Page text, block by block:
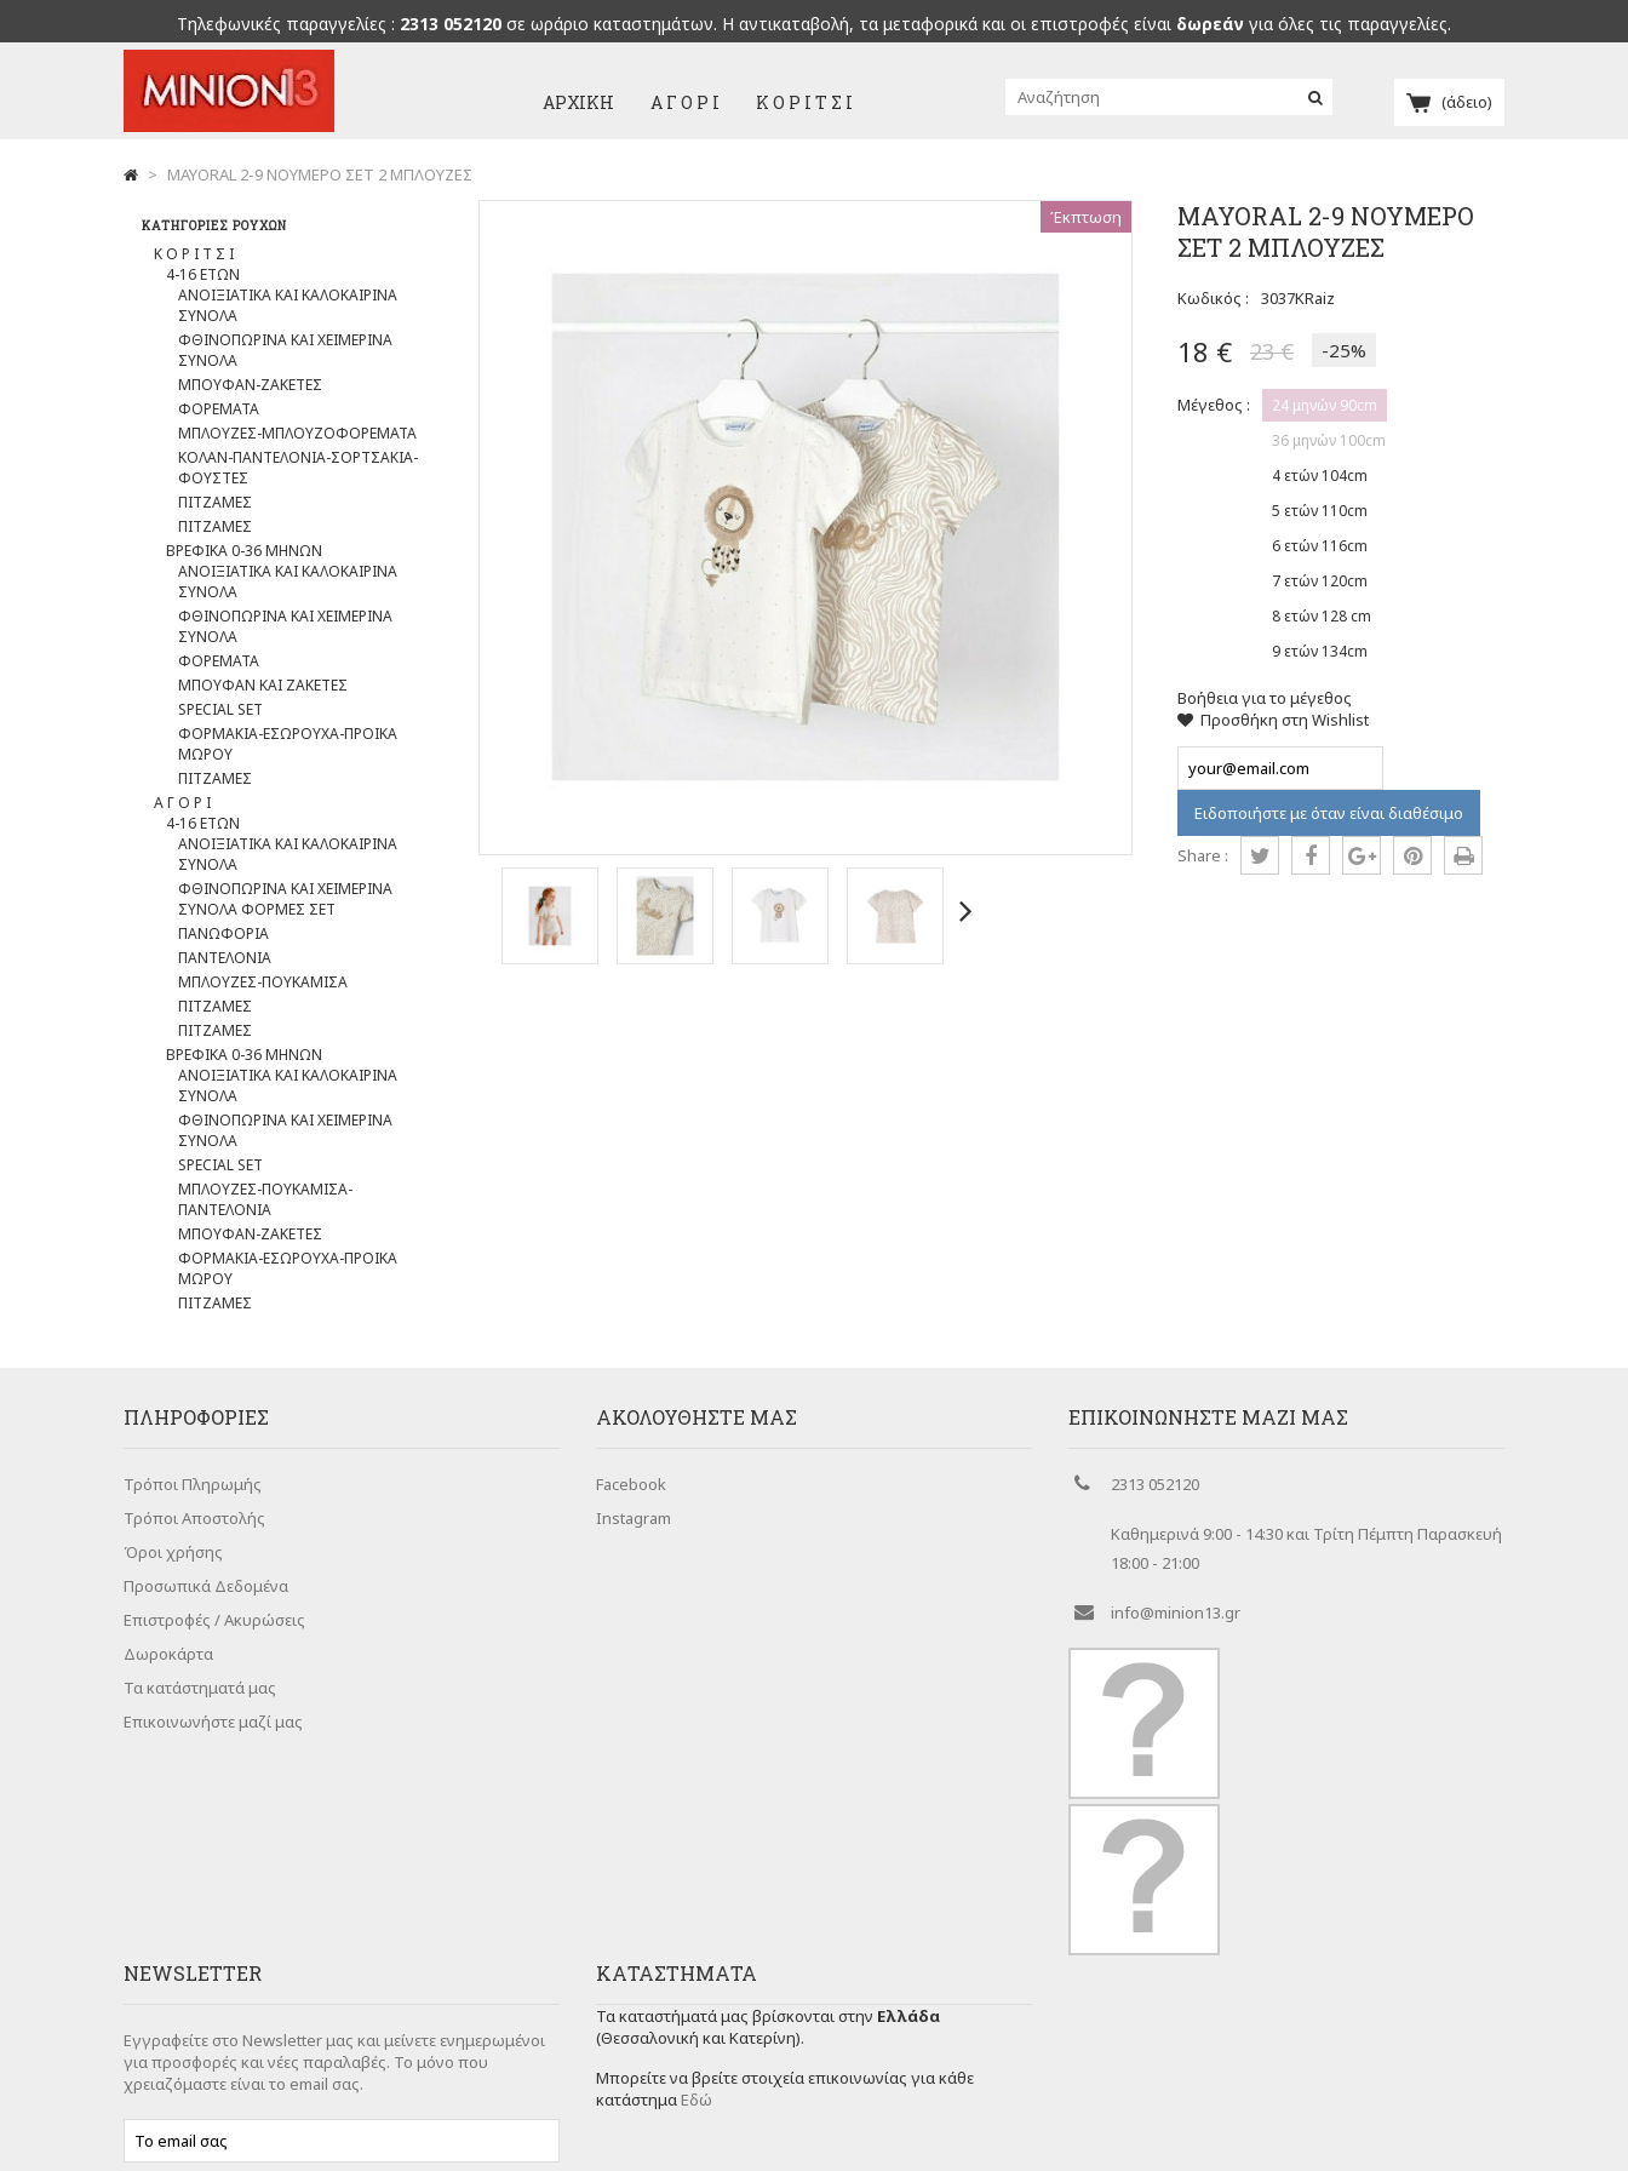
Τηλεφωνικές παραγγελίες : 2313 052120 σε ωράριο καταστημάτων. H αντικαταβολή, τα μεταφορικά και οι επιστροφές είναι δωρεάν για όλες τις παραγγελίες.
(άδειο)
ΑΡΧΙΚΉ Α Γ Ο Ρ Ι Κ Ο Ρ Ι Τ Σ Ι
> ΜΑΥΟRAL 2-9 ΝΟΥΜΕΡΟ ΣΕΤ 2 ΜΠΛΟΥΖΕΣ
ΚΑΤΗΓΟΡΊΕΣ ΡΟΎΧΩΝ
Κ Ο Ρ Ι Τ Σ Ι
4-16 ΕΤΩΝ
ΑΝΟΙΞΙΑΤΙΚΑ ΚΑΙ ΚΑΛΟΚΑΙΡΙΝΑ
ΣΥΝΟΛΑ
ΦΘΙΝΟΠΩΡΙΝΑ ΚΑΙ ΧΕΙΜΕΡΙΝΑ
ΣΥΝΟΛΑ
ΜΠΟΥΦΑΝ-ΖΑΚΕΤΕΣ
ΦΟΡΕΜΑΤΑ
ΜΠΛΟΥΖΕΣ-ΜΠΛΟΥΖΟΦΟΡΕΜΑΤΑ
ΚΟΛΑΝ-ΠΑΝΤΕΛΟΝΙΑ-ΣΟΡΤΣΑΚΙΑ-
ΦΟΥΣΤΕΣ
ΠΙΤΖΑΜΕΣ
ΠΙΤΖΑΜΕΣ
ΒΡΕΦΙΚΑ 0-36 ΜΗΝΩΝ
ΑΝΟΙΞΙΑΤΙΚΑ ΚΑΙ ΚΑΛΟΚΑΙΡΙΝΑ
ΣΥΝΟΛΑ
ΦΘΙΝΟΠΩΡΙΝΑ ΚΑΙ ΧΕΙΜΕΡΙΝΑ
ΣΥΝΟΛΑ
ΦΟΡΕΜΑΤΑ
ΜΠΟΥΦΑΝ ΚΑΙ ΖΑΚΕΤΕΣ
SPECIAL SET
ΦOΡΜΑΚΙΑ-ΕΣΩΡΟΥΧΑ-ΠΡΟΙΚΑ
ΜΩΡΟΥ
ΠΙΤΖΑΜΕΣ
Α Γ Ο Ρ Ι
4-16 ΕΤΩΝ
ΑΝΟΙΞΙΑΤΙΚΑ ΚΑΙ ΚΑΛΟΚΑΙΡΙΝΑ
ΣΥΝΟΛΑ
ΦΘΙΝΟΠΩΡΙΝΑ ΚΑΙ ΧΕΙΜΕΡΙΝΑ
ΣΥΝΟΛΑ ΦΟΡΜΕΣ ΣΕΤ
ΠΑΝΩΦΟΡΙΑ
ΠΑΝΤΕΛΟΝΙΑ
ΜΠΛΟΥΖΕΣ-ΠΟΥΚΑΜΙΣΑ
ΠΙΤΖΑΜΕΣ
ΠΙΤΖΑΜΕΣ
ΒΡΕΦΙΚΑ 0-36 ΜΗΝΩΝ
ΑΝΟΙΞΙΑΤΙΚΑ ΚΑΙ ΚΑΛΟΚΑΙΡΙΝΑ
ΣΥΝΟΛΑ
ΦΘΙΝΟΠΩΡΙΝΑ ΚΑΙ ΧΕΙΜΕΡΙΝΑ
ΣΥΝΟΛΑ
SPECIAL SET
ΜΠΛΟΥΖΕΣ-ΠΟΥΚΑΜΙΣΑ-
ΠΑΝΤΕΛΟΝΙΑ
ΜΠΟΥΦΑΝ-ΖΑΚΕΤΕΣ
ΦΟΡΜΑΚΙΑ-ΕΣΩΡΟΥΧΑ-ΠΡΟΙΚΑ
ΜΩΡΟΥ
ΠΙΤΖΑΜΕΣ
Έκπτωση
ΜΑΥΟRAL 2-9 ΝΟΥΜΕΡΟ
ΣΕΤ 2 ΜΠΛΟΥΖΕΣ
Κωδικός : 3037KRaiz
18 € 23 € -25%
Μέγεθος :
24 μηνών 90cm
36 μηνών 100cm
4 ετών 104cm
5 ετών 110cm
6 ετών 116cm
7 ετών 120cm
8 ετών 128 cm
9 ετών 134cm
Βοήθεια για το μέγεθος
Προσθήκη στη Wishlist
Ειδοποιήστε με όταν είναι διαθέσιμο
Share :
ΠΛΗΡΟΦΟΡΊΕΣ
Τρόποι Πληρωμής
Τρόποι Αποστολής
Όροι χρήσης
Προσωπικά Δεδομένα
Επιστροφές / Ακυρώσεις
Δωροκάρτα
Τα κατάστηματά μας
Επικοινωνήστε μαζί μας
AΚΟΛΟΥΘΉΣΤΕ ΜΑΣ
Facebook
Instagram
ΕΠΙΚΟΙΝΩΝΉΣΤΕ ΜΑΖΊ ΜΑΣ
2313 052120
Καθημερινά 9:00 - 14:30 και Τρίτη Πέμπτη Παρασκευή
18:00 - 21:00
info@minion13.gr
NEWSLETTER
Εγγραφείτε στο Newsletter μας και μείνετε ενημερωμένοι
για προσφορές και νέες παραλαβές. Το μόνο που
χρειαζόμαστε είναι το email σας.
ΚΑΤΑΣΤΉΜΑΤΑ
Τα καταστήματά μας βρίσκονται στην Ελλάδα
(Θεσσαλονική και Κατερίνη).
Μπορείτε να βρείτε στοιχεία επικοινωνίας για κάθε
κατάστημα Εδώ